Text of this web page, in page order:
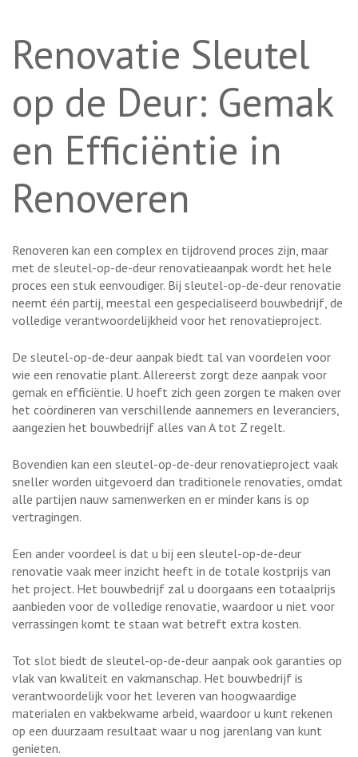
Renovatie Sleutel
op de Deur: Gemak
en Efficiëntie in
Renoveren
Renoveren kan een complex en tijdrovend proces zijn, maar
met de sleutel-op-de-deur renovatieaanpak wordt het hele
proces een stuk eenvoudiger. Bij sleutel-op-de-deur renovatie
neemt één partij, meestal een gespecialiseerd bouwbedrijf, de
volledige verantwoordelijkheid voor het renovatieproject.
De sleutel-op-de-deur aanpak biedt tal van voordelen voor
wie een renovatie plant. Allereerst zorgt deze aanpak voor
gemak en efficiëntie. U hoeft zich geen zorgen te maken over
het coördineren van verschillende aannemers en leveranciers,
aangezien het bouwbedrijf alles van A tot Z regelt.
Bovendien kan een sleutel-op-de-deur renovatieproject vaak
sneller worden uitgevoerd dan traditionele renovaties, omdat
alle partijen nauw samenwerken en er minder kans is op
vertragingen.
Een ander voordeel is dat u bij een sleutel-op-de-deur
renovatie vaak meer inzicht heeft in de totale kostprijs van
het project. Het bouwbedrijf zal u doorgaans een totaalprijs
aanbieden voor de volledige renovatie, waardoor u niet voor
verrassingen komt te staan wat betreft extra kosten.
Tot slot biedt de sleutel-op-de-deur aanpak ook garanties op
vlak van kwaliteit en vakmanschap. Het bouwbedrijf is
verantwoordelijk voor het leveren van hoogwaardige
materialen en vakbekwame arbeid, waardoor u kunt rekenen
op een duurzaam resultaat waar u nog jarenlang van kunt
genieten.